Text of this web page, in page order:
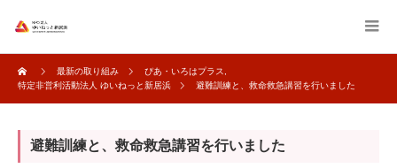
最新の取り組み ぴあ・いろはプラス
特定非営利活動法人 ゆいねっと新居浜
避難訓練と、救命救急講習を行いました
避難訓練と、救命救急講習を行いました